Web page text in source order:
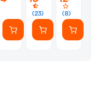
περιπέτεια
(23) (8)